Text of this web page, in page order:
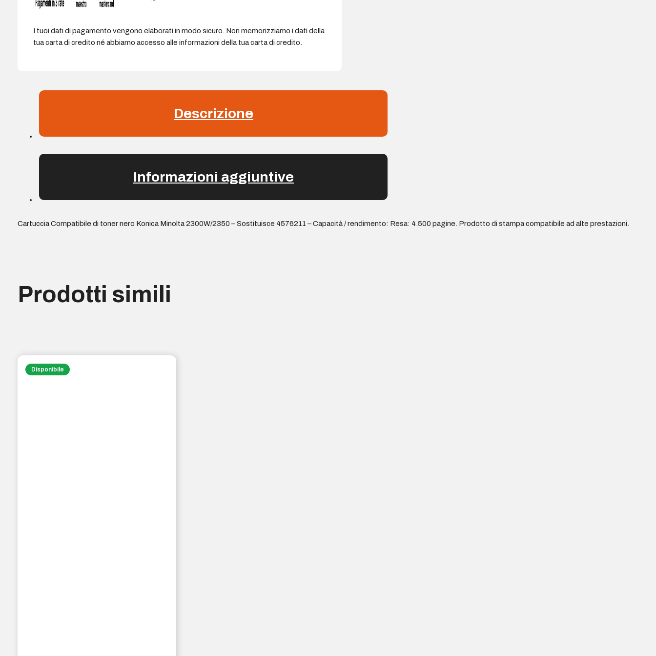
I tuoi dati di pagamento vengono elaborati in modo sicuro. Non memorizziamo i dati della
tua carta di credito né abbiamo accesso alle informazioni della tua carta di credito.
Descrizione
Informazioni aggiuntive
Cartuccia Compatibile di toner nero Konica Minolta 2300W/2350 – Sostituisce 4576211 – Capacità / rendimento: Resa: 4.500 pagine. Prodotto di stampa compatibile ad alte prestazioni.
Prodotti simili
Disponibile